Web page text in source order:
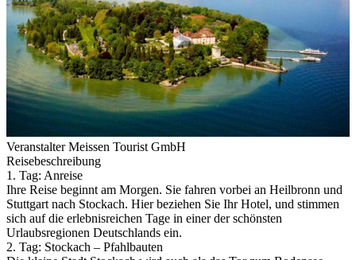
Veranstalter Meissen Tourist GmbH
Reisebeschreibung
1. Tag: Anreise
Ihre Reise beginnt am Morgen. Sie fahren vorbei an Heilbronn und
Stuttgart nach Stockach. Hier beziehen Sie Ihr Hotel, und stimmen
sich auf die erlebnisreichen Tage in einer der schönsten
Urlaubsregionen Deutschlands ein.
2. Tag: Stockach – Pfahlbauten